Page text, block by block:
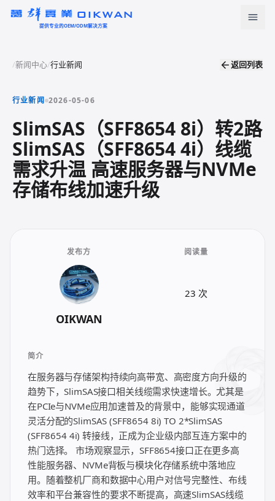
OIKWAN
提供专业的OEM/ODM解决方案
首页
新闻资讯
下载中心
关于我们
English
한국어 日本語
العربية
ไทย Tiếng Việt
Italiano 中文
/新闻中心/行业新闻 返回列表
返回列表
行业新闻 2026-05-06
SlimSAS（SFF8654 8i）转2路
SlimSAS（SFF8654 4i）线缆
需求升温 高速服务器与NVMe
存储布线加速升级
发布方
OIKWAN
阅读量
23 次
简介
在服务器与存储架构持续向高带宽、高密度方向升级的
趋势下，SlimSAS接口相关线缆需求快速增长。尤其是
在PCIe与NVMe应用加速普及的背景中，能够实现通道
灵活分配的SlimSAS (SFF8654 8i) TO 2*SlimSAS
(SFF8654 4i) 转接线，正成为企业级内部互连方案中的
热门选择。 市场观察显示，SFF8654接口正在更多高
性能服务器、NVMe背板与模块化存储系统中落地应
用。随着整机厂商和数据中心用户对信号完整性、布线
效率和平台兼容性的要求不断提高，高速SlimSAS线缆